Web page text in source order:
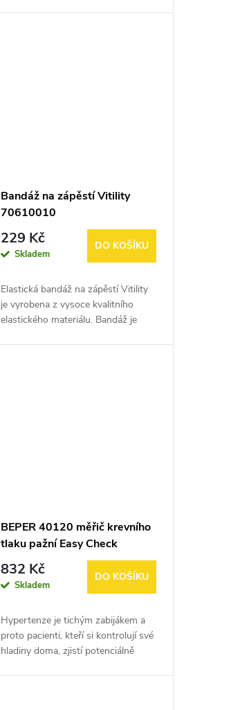
Bandáž na zápěstí Vitility
70610010
229 Kč
Skladem
DO KOŠÍKU
Elastická bandáž na zápěstí Vitility
je vyrobena z vysoce kvalitního
elastického materiálu. Bandáž je
BEPER 40120 měřič krevního
tlaku pažní Easy Check
832 Kč
Skladem
DO KOŠÍKU
Hypertenze je tichým zabijákem a
proto pacienti, kteří si kontrolují své
hladiny doma, zjistí potenciálně